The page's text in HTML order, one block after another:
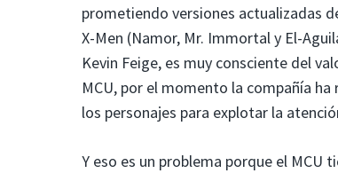
prometiendo versiones actualizadas
X-Men (Namor, Mr. Immortal y El-
Kevin Feige, es muy consciente del
MCU, por el momento la compañía
los personajes para explotar la
Y eso es un problema porque el MCU